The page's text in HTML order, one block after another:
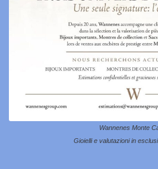
Wannenes Monte
Gioielli e valutazioni in